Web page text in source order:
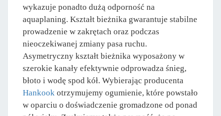
wykazuje ponadto dużą odporność na
aquaplaning. Kształt bieżnika gwarantuje stabilne
prowadzenie w zakrętach oraz podczas
nieoczekiwanej zmiany pasa ruchu.
Asymetryczny kształt bieżnika wyposażony w
szerokie kanały efektywnie odprowadza śnieg,
błoto i wodę spod kół. Wybierając producenta
Hankook otrzymujemy ogumienie, które powstało
w oparciu o doświadczenie gromadzone od ponad